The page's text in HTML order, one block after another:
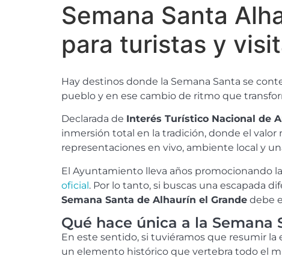
Semana Santa
para turistas y
Hay destinos donde la Semana Santa se
pueblo y en ese cambio de ritmo que
Declarada de Interés Turístico Nacional de
inmersión total en la tradición, donde el valor
representaciones en vivo, ambiente local y
El Ayuntamiento lleva años promocionando
oficial. Por lo tanto, si buscas una escapada
Semana Santa de Alhaurín el Grande debe
Qué hace única a la Semana
En este sentido, si tuviéramos que resumir la
un elemento histórico que vertebra todo el